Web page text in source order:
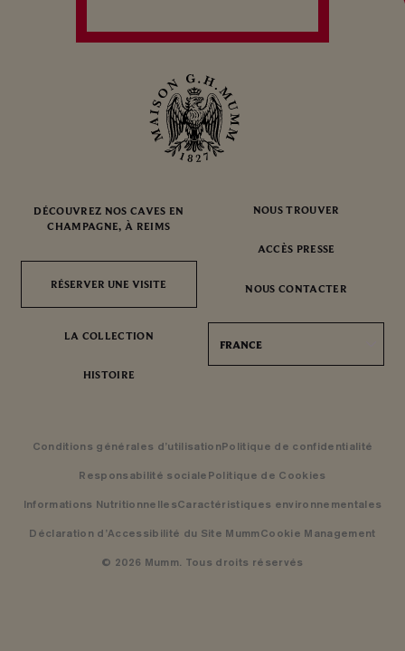
DÉCOUVREZ NOS CAVES EN
CHAMPAGNE, À REIMS
RÉSERVER UNE VISITE
RÉSERVER UNE VISITE
LA COLLECTION
HISTOIRE
NOUS TROUVER
ACCÈS PRESSE
NOUS CONTACTER
FRANCE
Conditions générales d’utilisationPolitique de confidentialité
Responsabilité sociale Politique de Cookies
Informations NutritionnellesCaractéristiques environnementales
Déclaration d’Accessibilité du Site MummCookie Management
© 2026 Mumm. Tous droits réservés